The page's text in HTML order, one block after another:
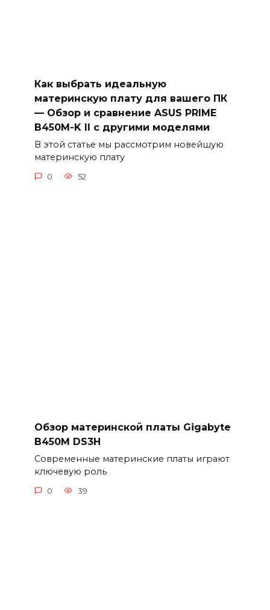
Как выбрать идеальную
материнскую плату для вашего ПК
— Обзор и сравнение ASUS PRIME
B450M-K II с другими моделями
В этой статье мы рассмотрим новейшую
материнскую плату
0 52
Обзор материнской платы Gigabyte
B450M DS3H
Современные материнские платы играют
ключевую роль
0 39